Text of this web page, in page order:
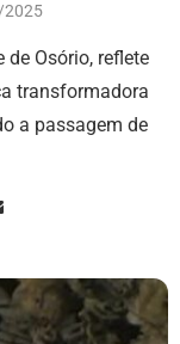
de Osório, reflete
transformadora
a passagem de